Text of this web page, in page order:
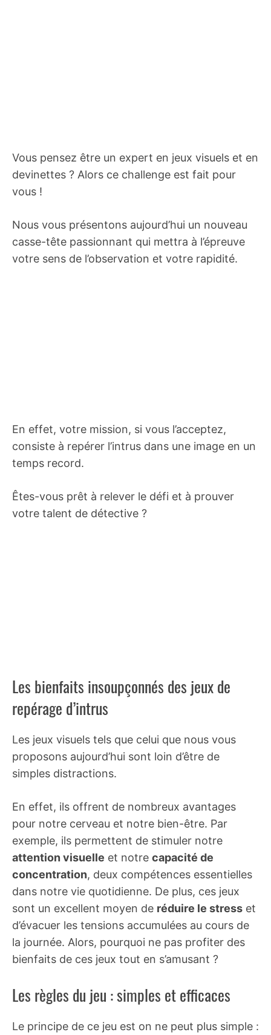
Vous pensez être un expert en jeux visuels et en
devinettes ? Alors ce challenge est fait pour
vous !
Nous vous présentons aujourd’hui un nouveau
casse-tête passionnant qui mettra à l’épreuve
votre sens de l’observation et votre rapidité.
En effet, votre mission, si vous l’acceptez,
consiste à repérer l’intrus dans une image en un
temps record.
Êtes-vous prêt à relever le défi et à prouver
votre talent de détective ?
Les bienfaits insoupçonnés des jeux de
repérage d’intrus
Les jeux visuels tels que celui que nous vous
proposons aujourd’hui sont loin d’être de
simples distractions.
En effet, ils offrent de nombreux avantages
pour notre cerveau et notre bien-être. Par
exemple, ils permettent de stimuler notre
attention visuelle et notre capacité de
concentration, deux compétences essentielles
dans notre vie quotidienne. De plus, ces jeux
sont un excellent moyen de réduire le stress et
d’évacuer les tensions accumulées au cours de
la journée. Alors, pourquoi ne pas profiter des
bienfaits de ces jeux tout en s’amusant ?
Les règles du jeu : simples et efficaces
Le principe de ce jeu est on ne peut plus simple :